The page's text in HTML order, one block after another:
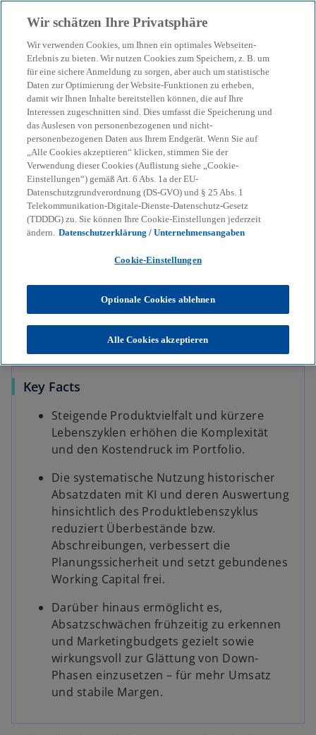
menu search
Defizite im
Produktlebenszyklus
kosten Umsatz und binden
Cash
05-03-2026
i
n
e
e
e
i
s
t
e
r
k
t
g
ö
f
e
i
r
i
e
n
e
n
e
e
i
s
t
e
r
k
r
t
g
e
ö
f
e
t
i
r
i
e
n
e
n
e
e
i
s
t
e
r
k
t
g
ö
f
e
Defizite im Produktlebenszyklus kosten Umsatz und binden Cash
Key Facts
Steigende Produktvielfalt und kürzere
Lebenszyklen erhöhen die Komplexität
und den Kostendruck im Portfolio.
Die systematische Nutzung historischer
Absatzdaten mit KI und deren Auswertung
hinsichtlich des Produktlebenszyklus
reduziert Überbestände bzw.
Abschreibungen, verbessert die
Planungssicherheit und setzt gebundenes
Working Capital frei.
Darüber hinaus ermöglicht es,
Absatzschwächen frühzeitig zu erkennen
und Marketingbudgets gezielt sowie
wirkungsvoll zur Glättung von Down-
Phasen einzusetzen – für mehr Umsatz
und stabile Margen.
Wir schätzen Ihre Privatsphäre
Wir verwenden Cookies, um Ihnen ein optimales Webseiten-
Erlebnis zu bieten. Wir nutzen Cookies zum Speichern, z. B. um
für eine sichere Anmeldung zu sorgen, aber auch um statistische
Daten zur Optimierung der Website-Funktionen zu erheben,
damit wir Ihnen Inhalte bereitstellen können, die auf Ihre
Interessen zugeschnitten sind. Dies umfasst die Speicherung und
das Auslesen von personenbezogenen und nicht-
personenbezogenen Daten aus Ihrem Endgerät. Wenn Sie auf
„Alle Cookies akzeptieren“ klicken, stimmen Sie der
Verwendung dieser Cookies (Auflistung siehe „Cookie-
Einstellungen“) gemäß Art. 6 Abs. 1a der EU-
Datenschutzgrundverordnung (DS-GVO) und § 25 Abs. 1
Telekommunikation-Digitale-Dienste-Datenschutz-Gesetz
(TDDDG) zu. Sie können Ihre Cookie-Einstellungen jederzeit
ändern. Datenschutzerklärung / Unternehmensangaben
Cookie-Einstellungen
Optionale Cookies ablehnen
Alle Cookies akzeptieren